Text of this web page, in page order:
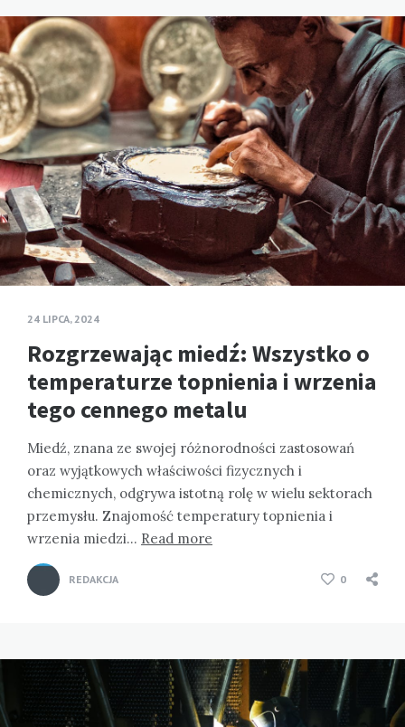
24 LIPCA, 2024
Rozgrzewając miedź: Wszystko o
temperaturze topnienia i wrzenia
tego cennego metalu
Miedź, znana ze swojej różnorodności zastosowań
oraz wyjątkowych właściwości fizycznych i
chemicznych, odgrywa istotną rolę w wielu sektorach
przemysłu. Znajomość temperatury topnienia i
wrzenia miedzi… Read more
REDAKCJA 0